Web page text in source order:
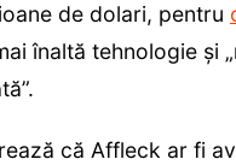
de dolari, pentru
înaltă tehnologie și
că Affleck ar fi